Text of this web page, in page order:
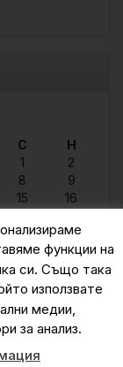
С
Н
1
2
8
9
15
16
29
30
функции на
си. Също така
използвате
медии,
за анализ.